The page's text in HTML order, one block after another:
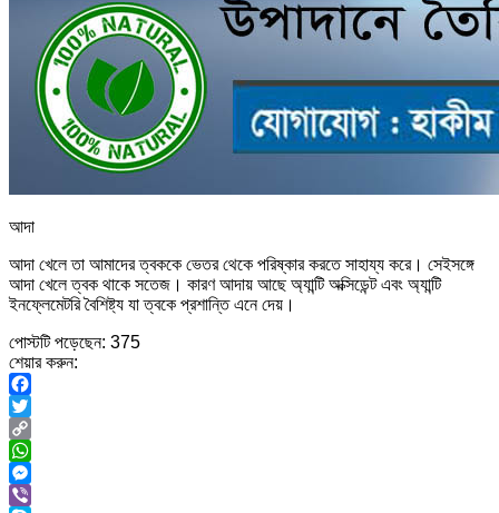
আদা
আদা খেলে তা আমাদের ত্বককে ভেতর থেকে পরিষ্কার করতে সাহায্য করে। সেইসঙ্গে
আদা খেলে ত্বক থাকে সতেজ। কারণ আদায় আছে অ্যান্টি অক্সিডেন্ট এবং অ্যান্টি
ইনফ্লেমেটরি বৈশিষ্ট্য যা ত্বকে প্রশান্তি এনে দেয়।
পোস্টটি পড়েছেন: 375
শেয়ার করুন:
Facebook
Twitter
Copy
Link
WhatsApp
Messenger